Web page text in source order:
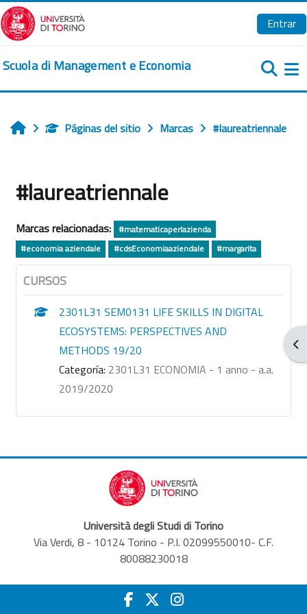
Salta al contenido principal
Entrar
Scuola di Management e Economia
InicioPáginas del sitio Marcas #laureatriennale
#laureatriennale
Marcas relacionadas: #matematicaperlazienda
#economia aziendale
#cdsEconomiaaziendale #margarita
CURSOS
2301L31 SEM0131 LIFE SKILLS IN DIGITAL
ECOSYSTEMS: PERSPECTIVES AND
METHODS 19/20
Categoría: 2301L31 ECONOMIA - 1 anno - a.a.
2019/2020
Università degli Studi di Torino
Via Verdi, 8 - 10124 Torino - P.I. 02099550010- C.F.
80088230018